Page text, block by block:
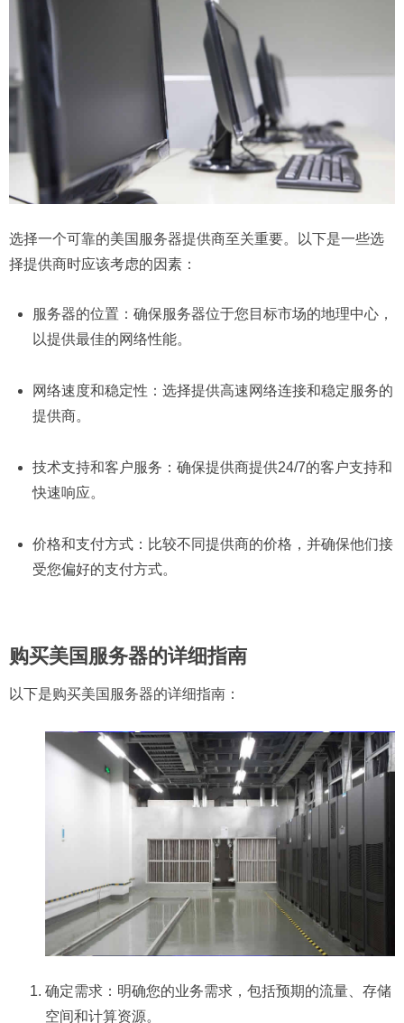
选择一个可靠的美国服务器提供商至关重要。以下是一些选
择提供商时应该考虑的因素：
服务器的位置：确保服务器位于您目标市场的地理中心，
以提供最佳的网络性能。
网络速度和稳定性：选择提供高速网络连接和稳定服务的
提供商。
技术支持和客户服务：确保提供商提供24/7的客户支持和
快速响应。
价格和支付方式：比较不同提供商的价格，并确保他们接
受您偏好的支付方式。
购买美国服务器的详细指南
以下是购买美国服务器的详细指南：
确定需求：明确您的业务需求，包括预期的流量、存储
空间和计算资源。